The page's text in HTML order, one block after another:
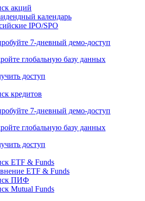
акций
календарь
IPO/SPO
7-дневный демо-доступ
глобальную базу данных
доступ
кредитов
7-дневный демо-доступ
глобальную базу данных
доступ
ETF & Funds
ETF & Funds
ПИФ
Mutual Funds